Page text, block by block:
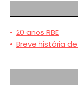
• 20 anos RBE
• Breve história